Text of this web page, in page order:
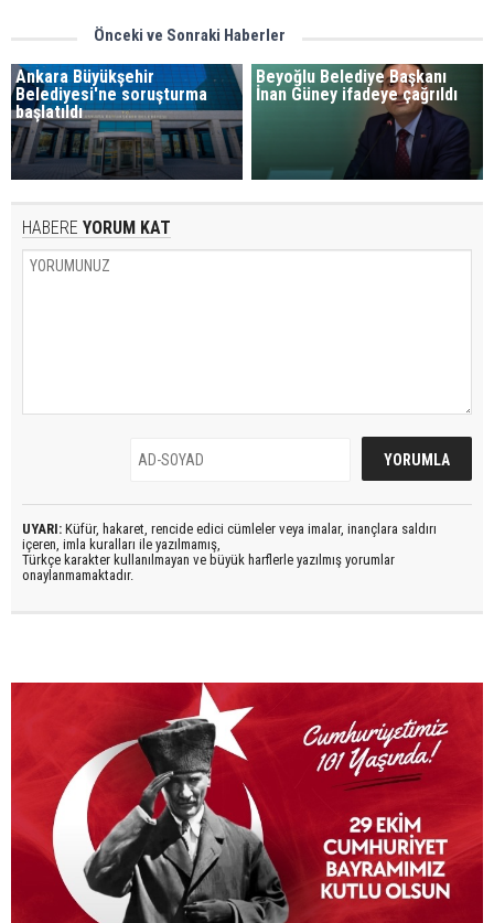
Önceki ve Sonraki Haberler
Ankara Büyükşehir
Belediyesi'ne soruşturma
başlatıldı
Beyoğlu Belediye Başkanı
İnan Güney ifadeye çağrıldı
HABERE YORUM KAT
UYARI: Küfür, hakaret, rencide edici cümleler veya imalar, inançlara saldırı
içeren, imla kuralları ile yazılmamış,
Türkçe karakter kullanılmayan ve büyük harflerle yazılmış yorumlar
onaylanmamaktadır.